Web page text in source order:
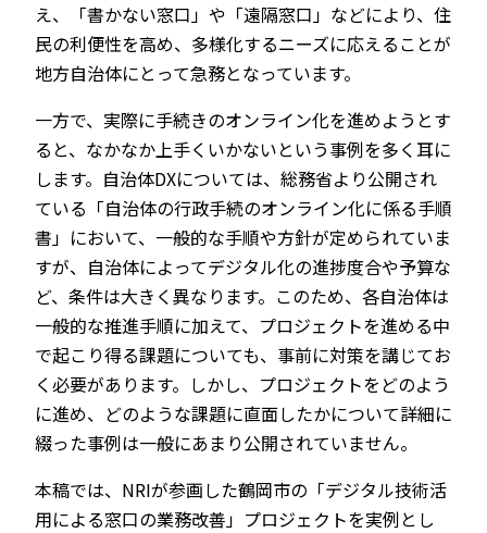
え、「書かない窓口」や「遠隔窓口」などにより、住
民の利便性を高め、多様化するニーズに応えることが
地方自治体にとって急務となっています。
一方で、実際に手続きのオンライン化を進めようとす
ると、なかなか上手くいかないという事例を多く耳に
します。自治体DXについては、総務省より公開され
ている「自治体の行政手続のオンライン化に係る手順
書」において、一般的な手順や方針が定められていま
すが、自治体によってデジタル化の進捗度合や予算な
ど、条件は大きく異なります。このため、各自治体は
一般的な推進手順に加えて、プロジェクトを進める中
で起こり得る課題についても、事前に対策を講じてお
く必要があります。しかし、プロジェクトをどのよう
に進め、どのような課題に直面したかについて詳細に
綴った事例は一般にあまり公開されていません。
本稿では、NRIが参画した鶴岡市の「デジタル技術活
用による窓口の業務改善」プロジェクトを実例とし